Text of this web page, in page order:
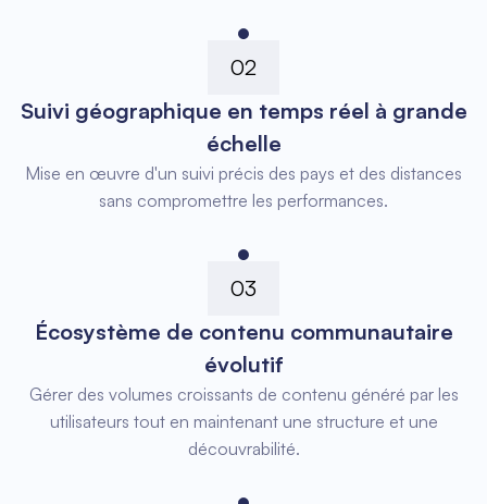
02
Suivi géographique en temps réel à grande
échelle
Mise en œuvre d'un suivi précis des pays et des distances
sans compromettre les performances.
03
Écosystème de contenu communautaire
évolutif
Gérer des volumes croissants de contenu généré par les
utilisateurs tout en maintenant une structure et une
découvrabilité.